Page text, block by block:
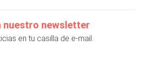
nuestro newsletter
en tu casilla de e-mail.